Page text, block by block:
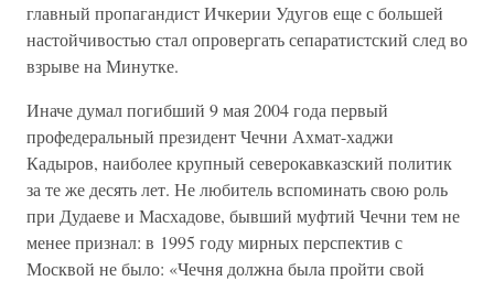
главный пропагандист Ичкерии Удугов еще с большей
настойчивостью стал опровергать сепаратистский след во
взрыве на Минутке.
Иначе думал погибший 9 мая 2004 года первый
профедеральный президент Чечни Ахмат-хаджи
Кадыров, наиболее крупный северокавказский политик
за те же десять лет. Не любитель вспоминать свою роль
при Дудаеве и Масхадове, бывший муфтий Чечни тем не
менее признал: в 1995 году мирных перспектив с
Москвой не было: «Чечня должна была пройти свой